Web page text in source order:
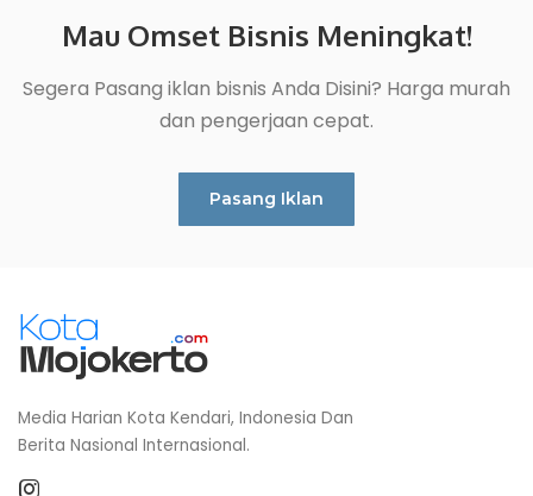
Mau Omset Bisnis Meningkat!
Segera Pasang iklan bisnis Anda Disini? Harga murah
dan pengerjaan cepat.
Pasang Iklan
Media Harian Kota Kendari, Indonesia Dan
Berita Nasional Internasional.